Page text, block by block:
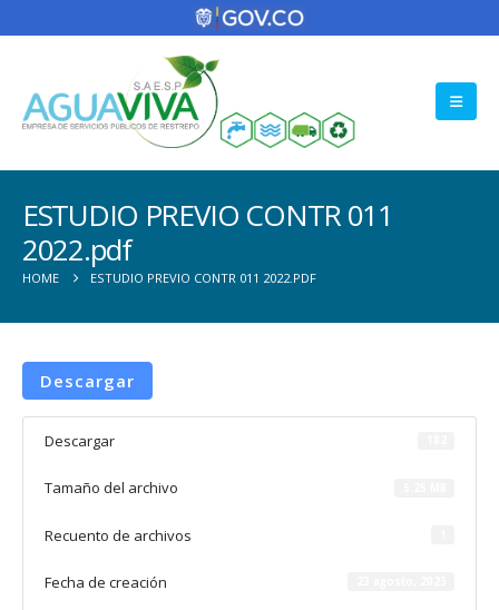
ESTUDIO PREVIO CONTR 011
2022.pdf
HOME ESTUDIO PREVIO CONTR 011 2022.PDF
Descargar
Descargar
Tamaño del archivo
Recuento de archivos
Fecha de creación